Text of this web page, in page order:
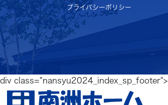
プライバシーポリシー
div class="nansyu2024_index_sp_footer">